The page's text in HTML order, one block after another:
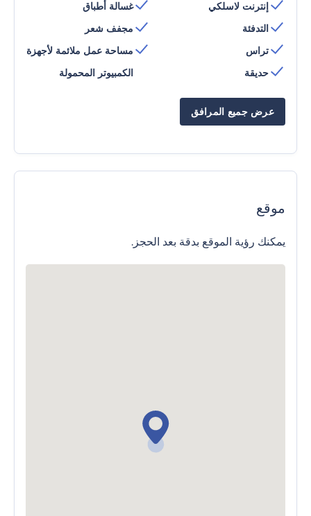
إنترنت لاسلكي
التدفئة
تراس
حديقة
غسالة أطباق
مجفف شعر
مساحة عمل ملائمة لأجهزة
الكمبيوتر المحمولة
عرض جميع المرافق
موقع
يمكنك رؤية الموقع بدقة بعد الحجز.